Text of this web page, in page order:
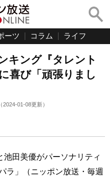
ーツ コラム ライフ
キング『タレント
喜び「頑張りまし
（2024-01-08更新）
田美優がパーソナリティ
ラ」（ニッポン放送・毎週